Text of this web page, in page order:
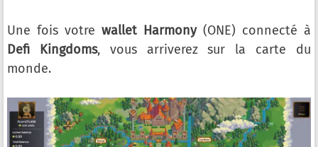
Une fois votre wallet Harmony(ONE) connecté à
Defi Kingdoms, vous arriverez sur la carte du
monde.